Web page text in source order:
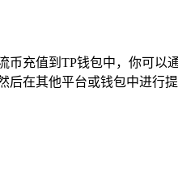
币充值到TP钱包中，你可
后在其他平台或钱包中进行